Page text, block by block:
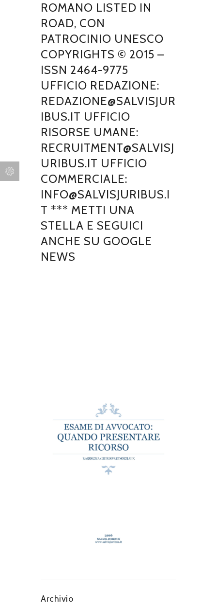
ROMANO LISTED IN
ROAD, CON
PATROCINIO UNESCO
COPYRIGHTS © 2015 –
ISSN 2464-9775
UFFICIO REDAZIONE:
REDAZIONE@SALVISJUR
IBUS.IT UFFICIO
RISORSE UMANE:
RECRUITMENT@SALVISJ
URIBUS.IT UFFICIO
COMMERCIALE:
INFO@SALVISJURIBUS.I
T *** METTI UNA
STELLA E SEGUICI
ANCHE SU GOOGLE
NEWS
Archivio